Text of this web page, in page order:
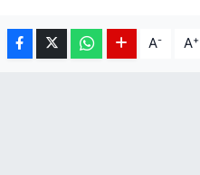
A- A+